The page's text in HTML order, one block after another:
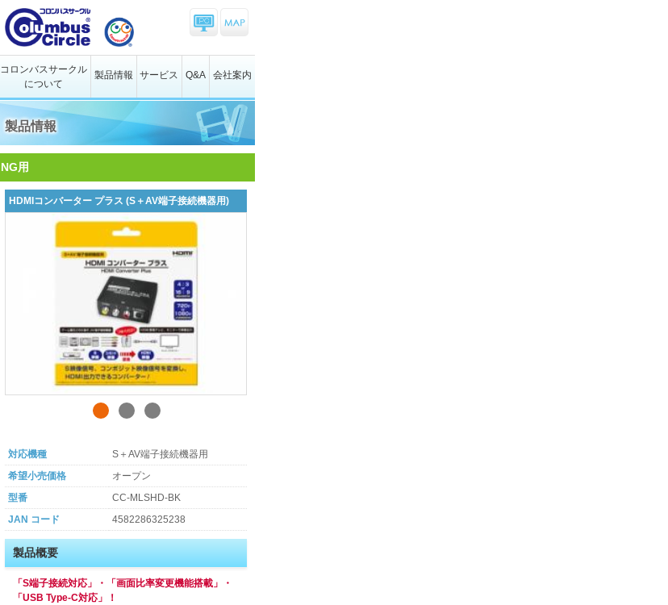
コロンバスサークル
について
製品情報 サービス Q&A 会社案内
製品情報
NG用
HDMIコンバーター プラス (S＋AV端子接続機器用)
対応機種
S＋AV端子接続機器用
希望小売価格
オープン
型番
CC-MLSHD-BK
JAN コード
4582286325238
製品概要
「S端子接続対応」・「画面比率変更機能搭載」・
「USB Type-C対応」！